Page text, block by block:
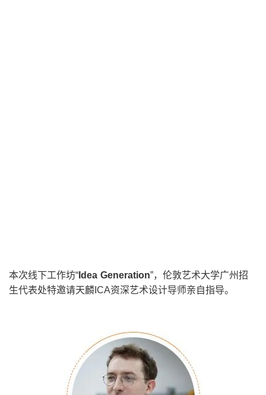
本次线下工作坊“ Idea Generation”，伦敦艺术大学广州招
生代表处特邀请天麟ICA资深艺术设计导师亲自指导。